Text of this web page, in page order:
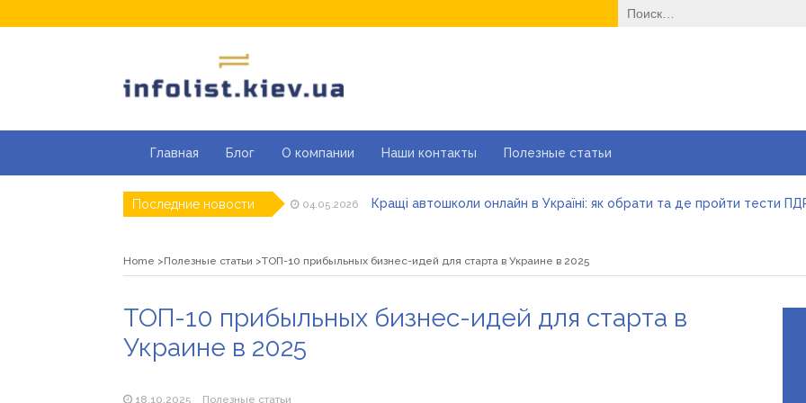
Найти:
Главная Блог О компании Наши контакты Полезные статьи
Последние новости 04.05.2026 Кращі автошколи онлайн в Україні: як обрати та де пройти тести
07.04.2026 Современные методы лечения эрозии шейки матки
Як збільшити прибуток без відкриття нових кавових точок
Home Полезные статьи ТОП-10 прибыльных бизнес-идей для старта в Украине в 2025
ТОП-10 прибыльных бизнес-идей для старта в
Украине в 2025
18.10.2025 Полезные статьи